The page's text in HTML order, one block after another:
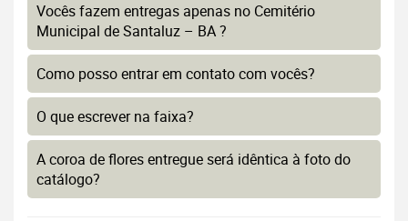
Vocês fazem entregas apenas no Cemitério
Municipal de Santaluz – BA ?
Como posso entrar em contato com vocês?
O que escrever na faixa?
A coroa de flores entregue será idêntica à foto do
catálogo?